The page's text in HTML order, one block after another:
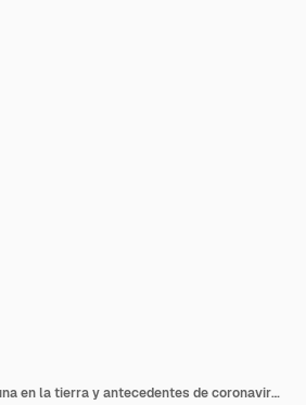
Médicos con vacuna en la tierra y antecedentes de coronavirus